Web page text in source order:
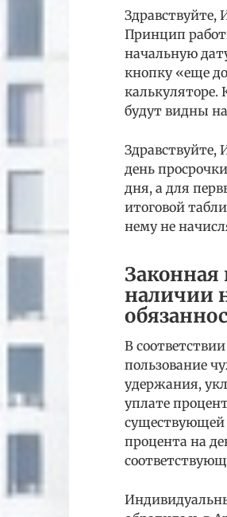
Принцип
начальную
кнопку «еще
калькуляторе.
будут видны
Здравствуйте,
день
дня, а для
итоговой
нему не
Законная
наличии
В
пользование
удержания,
уплате
существующей
процента на